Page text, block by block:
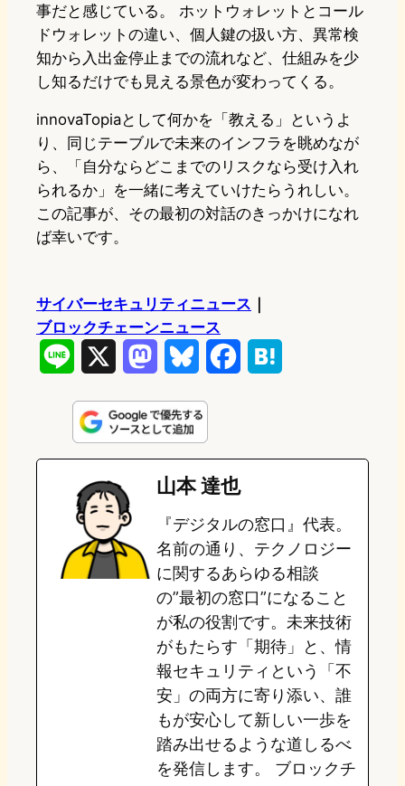
事だと感じている。 ホットウォレットとコール
ドウォレットの違い、個人鍵の扱い方、異常検
知から入出金停止までの流れなど、仕組みを少
し知るだけでも見える景色が変わってくる。
innovaTopiaとして何かを「教える」というよ
り、同じテーブルで未来のインフラを眺めなが
ら、「自分ならどこまでのリスクなら受け入れ
られるか」を一緒に考えていけたらうれしい。
この記事が、その最初の対話のきっかけになれ
ば幸いです。
サイバーセキュリティニュース
ブロックチェーンニュース
n
e
s
t
o
o
n
u
e
s
k
e
b
o
o
k
e
a
山本 達也
『デジタルの窓口』代表。
名前の通り、テクノロジー
に関するあらゆる相談
の”最初の窓口”になること
が私の役割です。未来技術
がもたらす「期待」と、情
報セキュリティという「不
安」の両方に寄り添い、誰
もが安心して新しい一歩を
踏み出せるような道しるべ
を発信します。 ブロックチ